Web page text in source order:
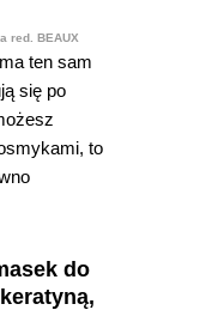
red. BEAUX
ten sam
się po
to
do